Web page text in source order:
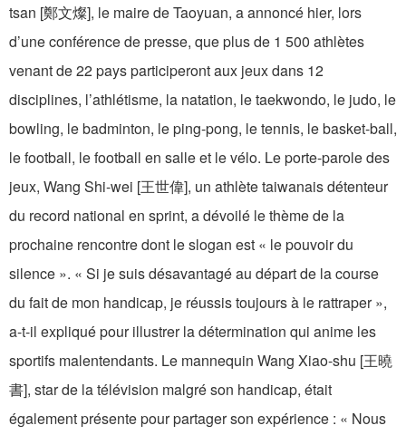
tsan [鄭文燦], le maire de Taoyuan, a annoncé hier, lors
d’une conférence de presse, que plus de 1 500 athlètes
venant de 22 pays participeront aux jeux dans 12
disciplines, l’athlétisme, la natation, le taekwondo, le judo, le
bowling, le badminton, le ping-pong, le tennis, le basket-ball,
le football, le football en salle et le vélo. Le porte-parole des
jeux, Wang Shi-wei [王世偉], un athlète taiwanais détenteur
du record national en sprint, a dévoilé le thème de la
prochaine rencontre dont le slogan est « le pouvoir du
silence ». « Si je suis désavantagé au départ de la course
du fait de mon handicap, je réussis toujours à le rattraper »,
a-t-il expliqué pour illustrer la détermination qui anime les
sportifs malentendants. Le mannequin Wang Xiao-shu [王曉
書], star de la télévision malgré son handicap, était
également présente pour partager son expérience : « Nous